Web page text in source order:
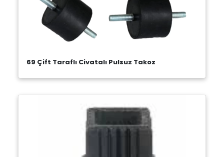
69 Çift Taraflı Civatalı Pulsuz Takoz